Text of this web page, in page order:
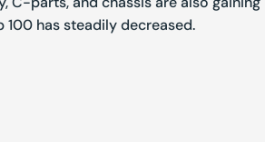
has steadily decreased.